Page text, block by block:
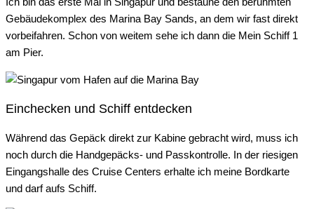
Gebäudekomplex des Marina Bay Sands, an dem wir fast direkt
vorbeifahren. Schon von weitem sehe ich dann die Mein Schiff 1
am Pier.
Einchecken und Schiff entdecken
Während das Gepäck direkt zur Kabine gebracht wird, muss ich
noch durch die Handgepäcks- und Passkontrolle. In der riesigen
Eingangshalle des Cruise Centers erhalte ich meine Bordkarte
und darf aufs Schiff.